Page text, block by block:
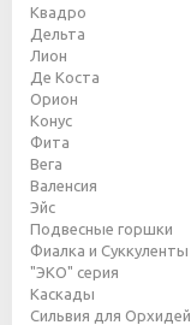
Квадро
Дельта
Лион
Де Коста
Орион
Конус
Фита
Вега
Валенсия
Эйс
Подвесные горшки
Фиалка и Суккуленты
"ЭКО" серия
Каскады
Сильвия для Орхидей